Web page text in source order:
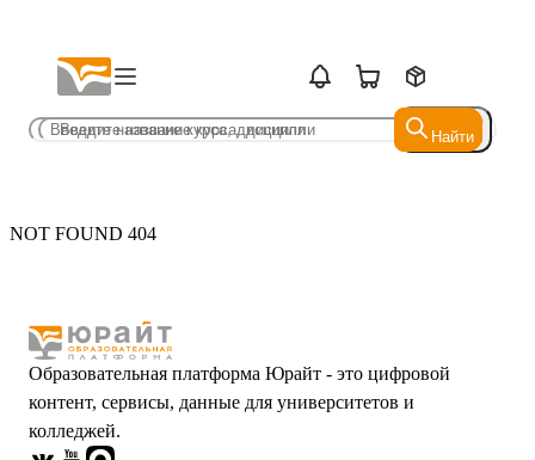
Найти
Найти
NOT FOUND 404
Образовательная платформа Юрайт - это цифровой
контент, сервисы, данные для университетов и
колледжей.